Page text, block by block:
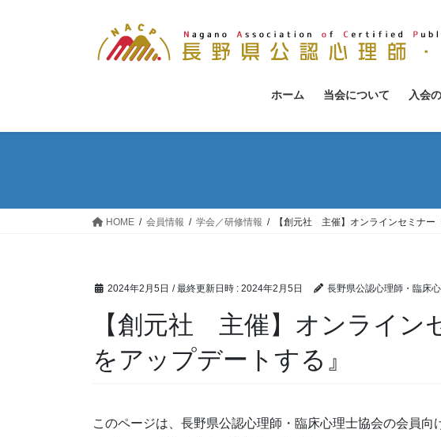
ホーム 当会について 入会
HOME 会員情報 学会／研修情報 【創元社 主催】オンラインセミナー
2024年2月5日 / 最終更新日時 : 2024年2月5日 長野県公認心理師・臨床
【創元社 主催】オンライン
をアップデートする』
このページは、長野県公認心理師・臨床心理士協会の会員